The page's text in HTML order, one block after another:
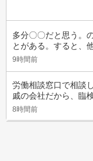
多分〇〇だと思う。
とがある。すると、
9時間前
労働相談窓口で相談
戚の会社だから、臨
8時間前